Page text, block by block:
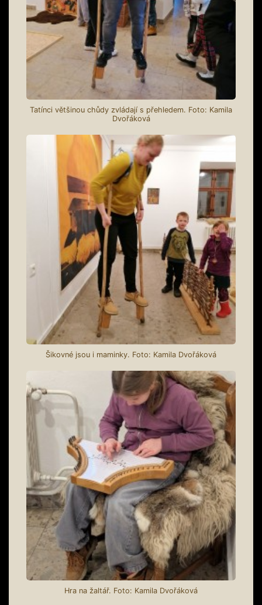
Tatínci většinou chůdy zvládají s přehledem. Foto: Kamila
Dvořáková
Šikovné jsou i maminky. Foto: Kamila Dvořáková
Hra na žaltář. Foto: Kamila Dvořáková